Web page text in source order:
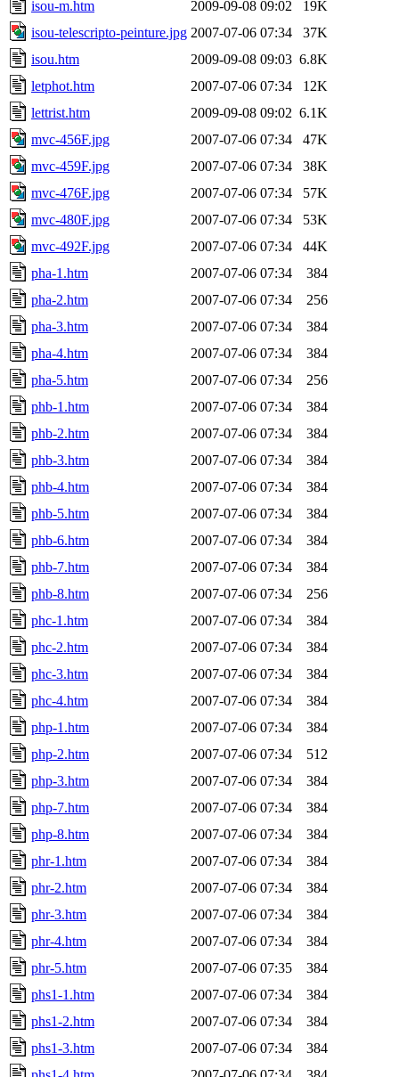
isou-m.htm
2009-09-08 09:02
19K
isou-telescripto-peinture.jpg 2007-07-06 07:34
37K
isou.htm
2009-09-08 09:03 6.8K
letphot.htm
2007-07-06 07:34
12K
lettrist.htm
2009-09-08 09:02 6.1K
mvc-456F.jpg
2007-07-06 07:34
47K
mvc-459F.jpg
2007-07-06 07:34
38K
mvc-476F.jpg
2007-07-06 07:34
57K
mvc-480F.jpg
2007-07-06 07:34
53K
mvc-492F.jpg
2007-07-06 07:34
44K
pha-1.htm
2007-07-06 07:34
384
pha-2.htm
2007-07-06 07:34
256
pha-3.htm
2007-07-06 07:34
384
pha-4.htm
2007-07-06 07:34
384
pha-5.htm
2007-07-06 07:34
256
phb-1.htm
2007-07-06 07:34
384
phb-2.htm
2007-07-06 07:34
384
phb-3.htm
2007-07-06 07:34
384
phb-4.htm
2007-07-06 07:34
384
phb-5.htm
2007-07-06 07:34
384
phb-6.htm
2007-07-06 07:34
384
phb-7.htm
2007-07-06 07:34
384
phb-8.htm
2007-07-06 07:34
256
phc-1.htm
2007-07-06 07:34
384
phc-2.htm
2007-07-06 07:34
384
phc-3.htm
2007-07-06 07:34
384
phc-4.htm
2007-07-06 07:34
384
php-1.htm
2007-07-06 07:34
384
php-2.htm
2007-07-06 07:34
512
php-3.htm
2007-07-06 07:34
384
php-7.htm
2007-07-06 07:34
384
php-8.htm
2007-07-06 07:34
384
phr-1.htm
2007-07-06 07:34
384
phr-2.htm
2007-07-06 07:34
384
phr-3.htm
2007-07-06 07:34
384
phr-4.htm
2007-07-06 07:34
384
phr-5.htm
2007-07-06 07:35
384
phs1-1.htm
2007-07-06 07:34
384
phs1-2.htm
2007-07-06 07:34
384
phs1-3.htm
2007-07-06 07:34
384